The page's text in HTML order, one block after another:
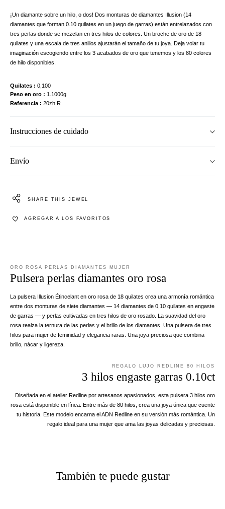
¡Un diamante sobre un hilo, o dos! Dos monturas de diamantes Illusion (14
diamantes que forman 0.10 quilates en un juego de garras) están entrelazados con
tres perlas donde se mezclan en tres hilos de colores. Un broche de oro de 18
quilates y una escala de tres anillos ajustarán el tamaño de tu joya. Deja volar tu
imaginación escogiendo entre los 3 acabados de oro que tenemos y los 80 colores
de hilo disponibles.
Quilates
0,100
Peso en oro
1.1000g
Referencia
20zh R
Instrucciones de cuidado
Envío
SHARE THIS JEWEL
AGREGAR A LOS FAVORITOS
ORO ROSA PERLAS DIAMANTES MUJER
Pulsera perlas diamantes oro rosa
La pulsera Illusion Étincelant en oro rosa de 18 quilates crea una armonía romántica
entre dos monturas de siete diamantes — 14 diamantes de 0,10 quilates en engaste
de garras — y perlas cultivadas en tres hilos de oro rosado. La suavidad del oro
rosa realza la ternura de las perlas y el brillo de los diamantes. Una pulsera de tres
hilos para mujer de feminidad y elegancia raras. Una joya preciosa que combina
brillo, nácar y ligereza.
REGALO LUJO REDLINE 80 HILOS
3 hilos engaste garras 0.10ct
Diseñada en el atelier Redline por artesanos apasionados, esta pulsera 3 hilos oro
rosa está disponible en línea. Entre más de 80 hilos, crea una joya única que cuente
tu historia. Este modelo encarna el ADN Redline en su versión más romántica. Un
regalo ideal para una mujer que ama las joyas delicadas y preciosas.
También te puede gustar